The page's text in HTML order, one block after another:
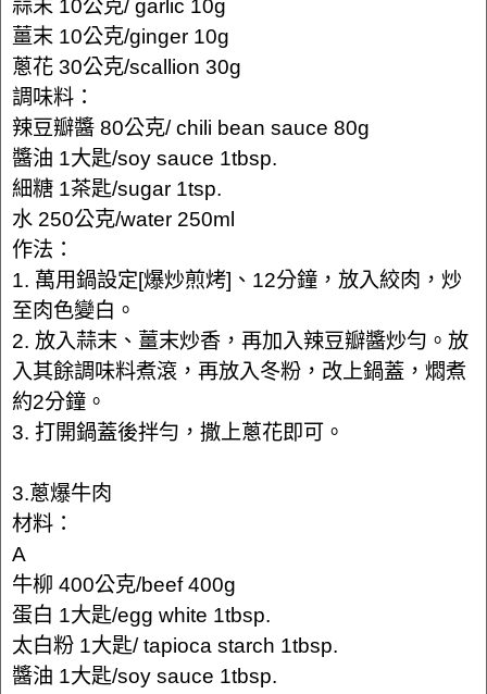
蒜末 10公克/ garlic 10g
薑末 10公克/ginger 10g
蔥花 30公克/scallion 30g
調味料：
辣豆瓣醬 80公克/ chili bean sauce 80g
醬油 1大匙/soy sauce 1tbsp.
細糖 1茶匙/sugar 1tsp.
水 250公克/water 250ml
作法：
1. 萬用鍋設定[爆炒煎烤]、12分鐘，放入絞肉，炒
至肉色變白。
2. 放入蒜末、薑末炒香，再加入辣豆瓣醬炒勻。放
入其餘調味料煮滾，再放入冬粉，改上鍋蓋，燜煮
約2分鐘。
3. 打開鍋蓋後拌勻，撒上蔥花即可。
3.蔥爆牛肉
材料：
A
牛柳 400公克/beef 400g
蛋白 1大匙/egg white 1tbsp.
太白粉 1大匙/ tapioca starch 1tbsp.
醬油 1大匙/soy sauce 1tbsp.